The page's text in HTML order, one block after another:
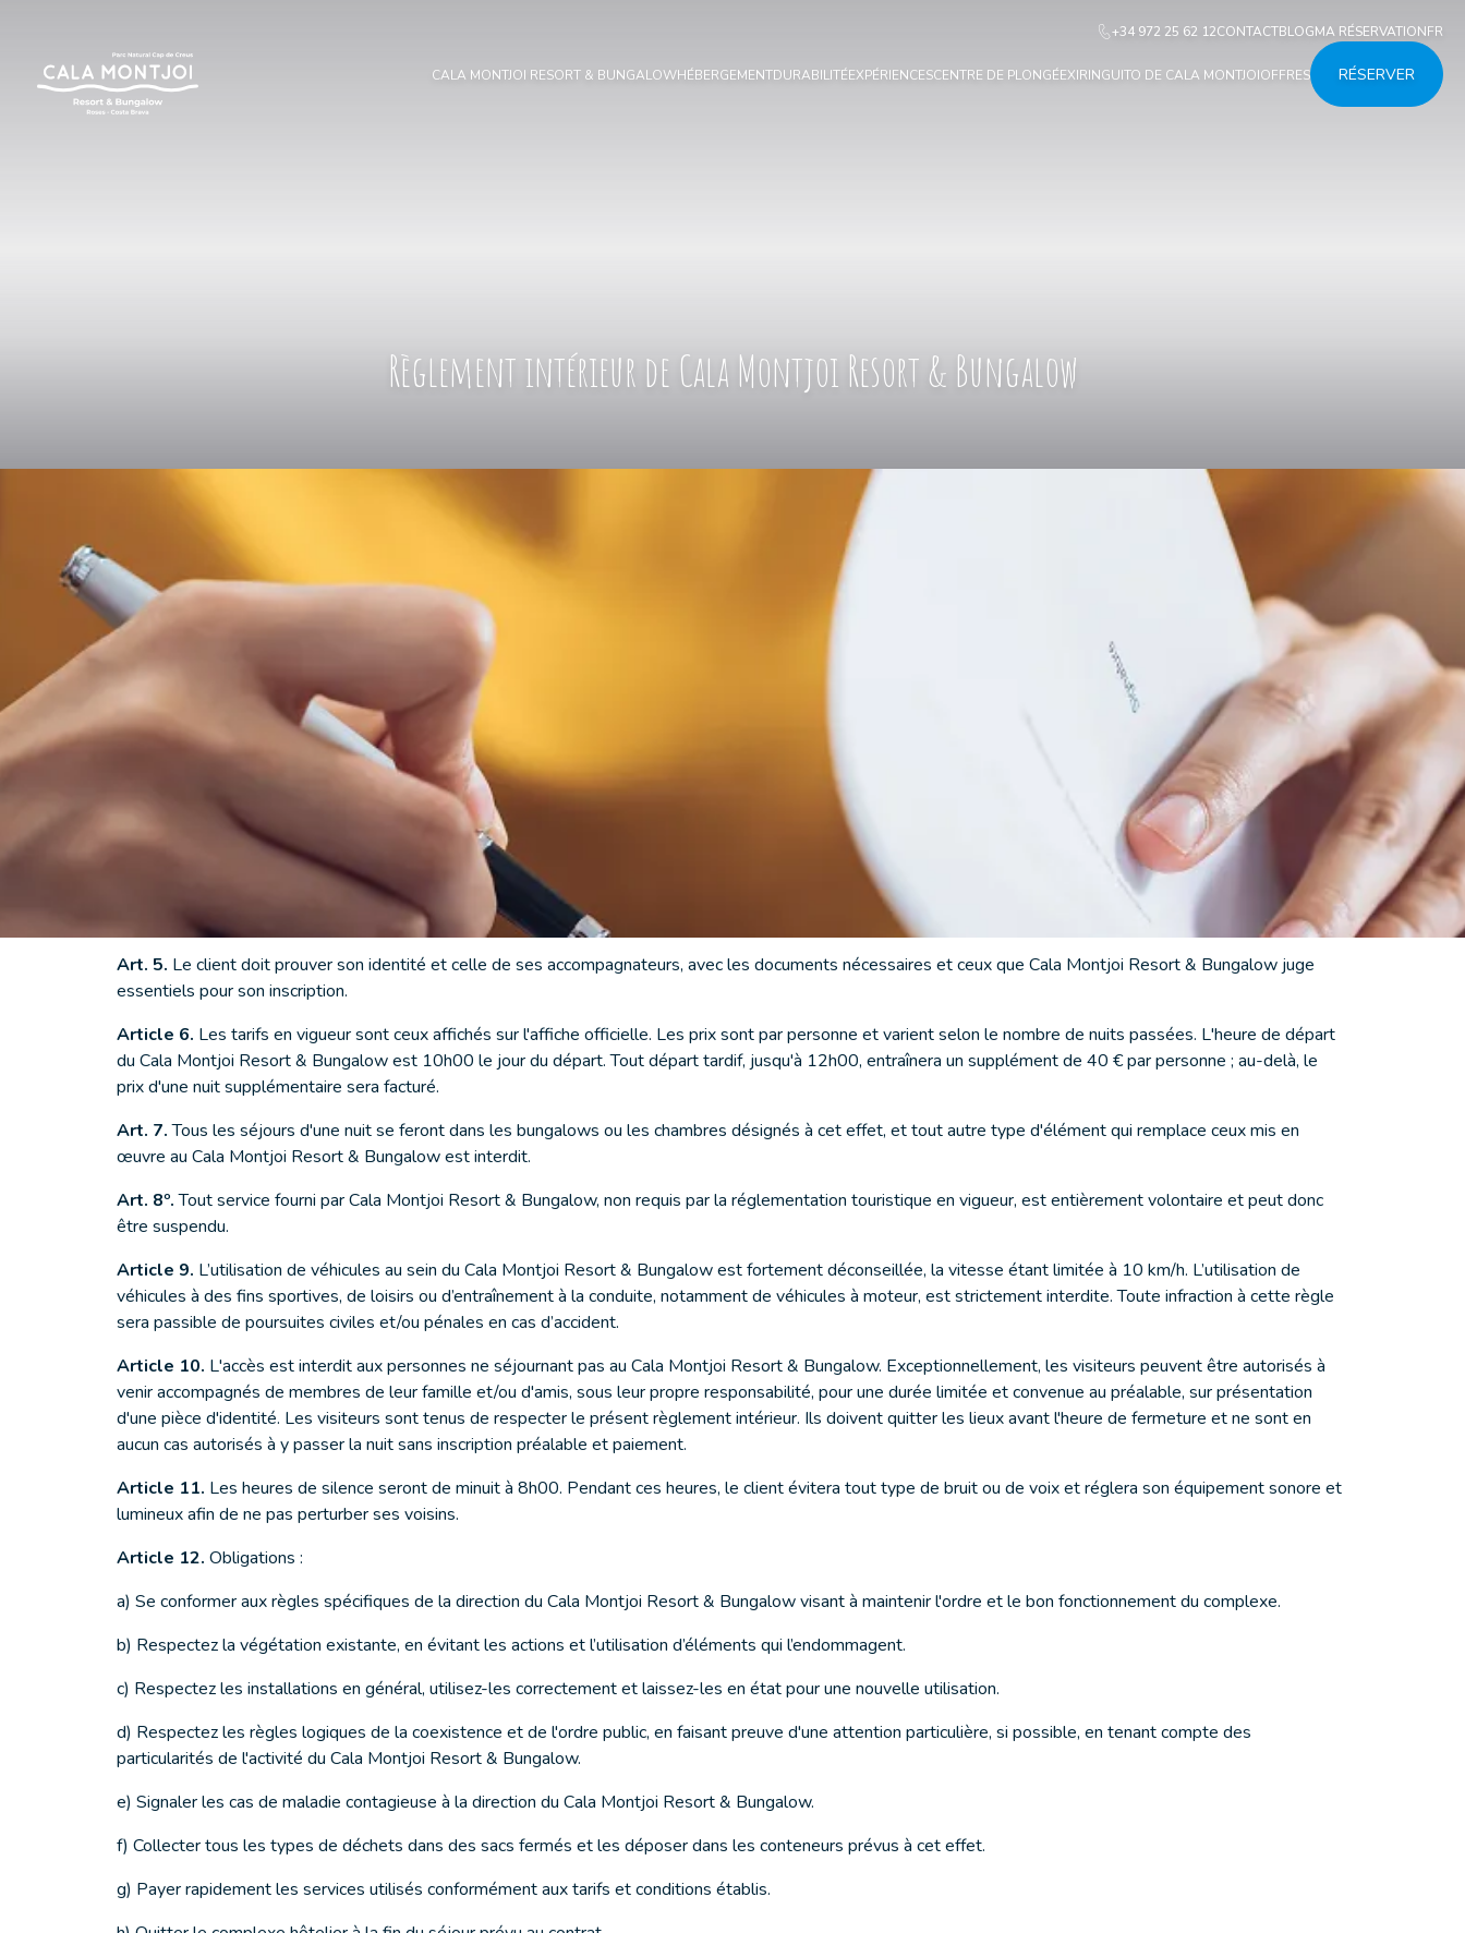
+34 972 25 62 12CONTACTBLOGMA RÉSERVATIONFR
CALA MONTJOI RESORT & BUNGALOWHÉBERGEMENTDURABILITÉEXPÉRIENCESCENTRE DE PLONGÉEXIRINGUITO DE CALA MONTJOIOFFRES RÉSERVER
Règlement intérieur de Cala Montjoi Resort & Bungalow
AuCala Montjoi Resort & Bungalow, nous souhaitons que vous passiez un séjour confortable, sûr et paisible dans le cadre exceptionnel de la Costa Brava
C'est pourquoi nous mettons à votre disposition ce
, qui définit les règles de base de fonctionnement, de vie en communauté et d'utilisation
des installations pendant votre séjour.
Article 1.
Toute personne s'inscrivant et accédant au Cala Montjoi Resort & Bungalow est tenue de respecter le présent règlement ainsi que les autres
dispositions de la législation en vigueur (O.11/7/86.Art.30.1). Toute disposition spécifique du Cala Montjoi Resort & Bungalow affichée publiquement fait partie
intégrante du présent règlement.
Les mineurs de moins de 16 ans ne seront pas admis à moins d'être accompagnés d'un adulte qui assume expressément la responsabilité de leur
conduite.
Article 3.
L'entrée ne sera pas autorisée aux personnes redevables envers la société de services rendus antérieurement et dont les sommes n'ont pas été
Les animaux ne seront pas admis au Cala Montjoi Resort & Bungalow.
Art. 5. Le client doit prouver son identité et celle de ses accompagnateurs, avec les documents nécessaires et ceux que Cala Montjoi Resort & Bungalow juge
essentiels pour son inscription.
Article 6. Les tarifs en vigueur sont ceux affichés sur l'affiche officielle. Les prix sont par personne et varient selon le nombre de nuits passées. L'heure de départ
du Cala Montjoi Resort & Bungalow est 10h00 le jour du départ. Tout départ tardif, jusqu'à 12h00, entraînera un supplément de 40 € par personne ; au-delà, le
prix d'une nuit supplémentaire sera facturé.
Art. 7.Tous les séjours d'une nuit se feront dans les bungalows ou les chambres désignés à cet effet, et tout autre type d'élément qui remplace ceux mis en
œuvre au Cala Montjoi Resort & Bungalow est interdit.
Art. 8º.Tout service fourni par Cala Montjoi Resort & Bungalow, non requis par la réglementation touristique en vigueur, est entièrement volontaire et peut donc
être suspendu.
Article 9. L’utilisation de véhicules au sein du Cala Montjoi Resort & Bungalow est fortement déconseillée, la vitesse étant limitée à 10 km/h. L’utilisation de
véhicules à des fins sportives, de loisirs ou d’entraînement à la conduite, notamment de véhicules à moteur, est strictement interdite. Toute infraction à cette règle
sera passible de poursuites civiles et/ou pénales en cas d’accident.
Article 10. L'accès est interdit aux personnes ne séjournant pas au Cala Montjoi Resort & Bungalow. Exceptionnellement, les visiteurs peuvent être autorisés à
venir accompagnés de membres de leur famille et/ou d'amis, sous leur propre responsabilité, pour une durée limitée et convenue au préalable, sur présentation
d'une pièce d'identité. Les visiteurs sont tenus de respecter le présent règlement intérieur. Ils doivent quitter les lieux avant l'heure de fermeture et ne sont en
aucun cas autorisés à y passer la nuit sans inscription préalable et paiement.
Article 11. Les heures de silence seront de minuit à 8h00. Pendant ces heures, le client évitera tout type de bruit ou de voix et réglera son équipement sonore et
lumineux afin de ne pas perturber ses voisins.
Article 12. Obligations :
a) Se conformer aux règles spécifiques de la direction du Cala Montjoi Resort & Bungalow visant à maintenir l'ordre et le bon fonctionnement du complexe.
b) Respectez la végétation existante, en évitant les actions et l’utilisation d’éléments qui l’endommagent.
c) Respectez les installations en général, utilisez-les correctement et laissez-les en état pour une nouvelle utilisation.
d) Respectez les règles logiques de la coexistence et de l'ordre public, en faisant preuve d'une attention particulière, si possible, en tenant compte des
particularités de l'activité du Cala Montjoi Resort & Bungalow.
e) Signaler les cas de maladie contagieuse à la direction du Cala Montjoi Resort & Bungalow.
f) Collecter tous les types de déchets dans des sacs fermés et les déposer dans les conteneurs prévus à cet effet.
g) Payer rapidement les services utilisés conformément aux tarifs et conditions établis.